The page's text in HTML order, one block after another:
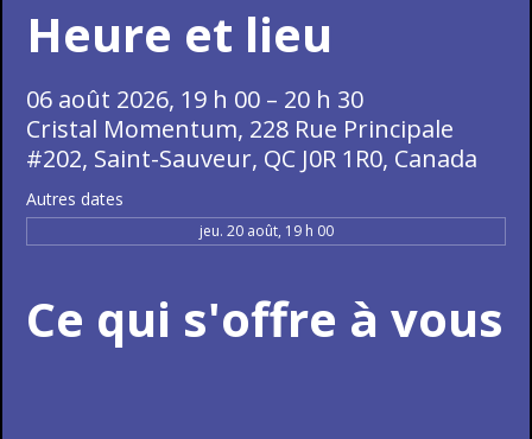
Heure et lieu
06 août 2026, 19 h 00 – 20 h 30
Cristal Momentum, 228 Rue Principale
#202, Saint-Sauveur, QC J0R 1R0, Canada
Autres dates
jeu. 20 août, 19 h 00
Ce qui s'offre à vous